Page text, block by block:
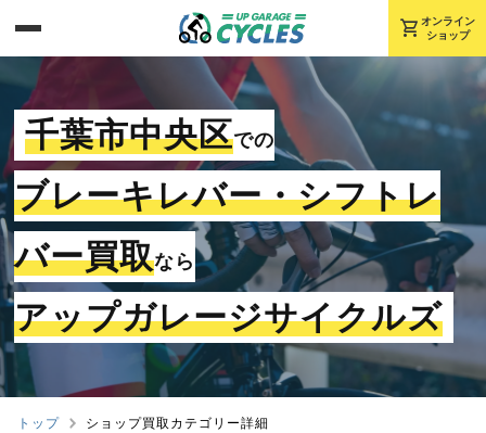
shopping_cart オンライン
ショップ
千葉市中央区での
ブレーキレバー・シフトレ
バー買取なら
アップガレージサイクルズ
トップ ショップ買取カテゴリー詳細